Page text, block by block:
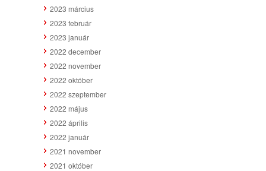
2023 március
2023 február
2023 január
2022 december
2022 november
2022 október
2022 szeptember
2022 május
2022 április
2022 január
2021 november
2021 október